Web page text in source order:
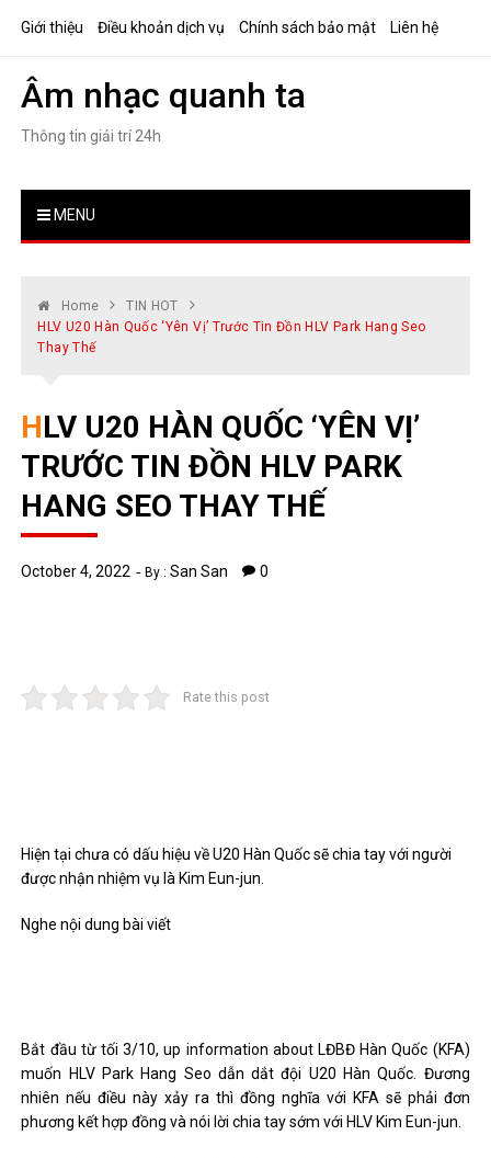
Giới thiệu Điều khoản dịch vụ Chính sách bảo mật Liên hệ
Âm nhạc quanh ta
Thông tin giải trí 24h
MENU
Home
TIN HOT
HLV U20 Hàn Quốc ‘yên Vị’ Trước Tin Đồn HLV Park Hang Seo
Thay Thế
HLV U20 HÀN QUỐC ‘YÊN VỊ’
TRƯỚC TIN ĐỒN HLV PARK
HANG SEO THAY THẾ
October 4, 2022 By :San San 0
Rate this post
Hiện tại chưa có dấu hiệu về U20 Hàn Quốc sẽ chia tay với người
được nhận nhiệm vụ là Kim Eun-jun.
Nghe nội dung bài viết
Bắt đầu từ tối 3/10, up information about LĐBĐ Hàn Quốc (KFA)
muốn HLV Park Hang Seo dẫn dắt đội U20 Hàn Quốc. Đương
nhiên nếu điều này xảy ra thì đồng nghĩa với KFA sẽ phải đơn
phương kết hợp đồng và nói lời chia tay sớm với HLV Kim Eun-jun.